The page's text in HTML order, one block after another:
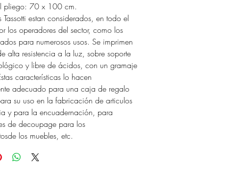
pliego: 70 x 100 cm.
Tassotti estan considerados, en todo el
los operadores del sector, como los
para numerosos usos. Se imprimen
alta resistencia a la luz, sobre soporte
y libre de ácidos, con un gramaje
características lo hacen
adecuado para una caja de regalo
su uso en la fabricación de articulos
y para la encuadernación, para
de decoupage para los
los muebles, etc.